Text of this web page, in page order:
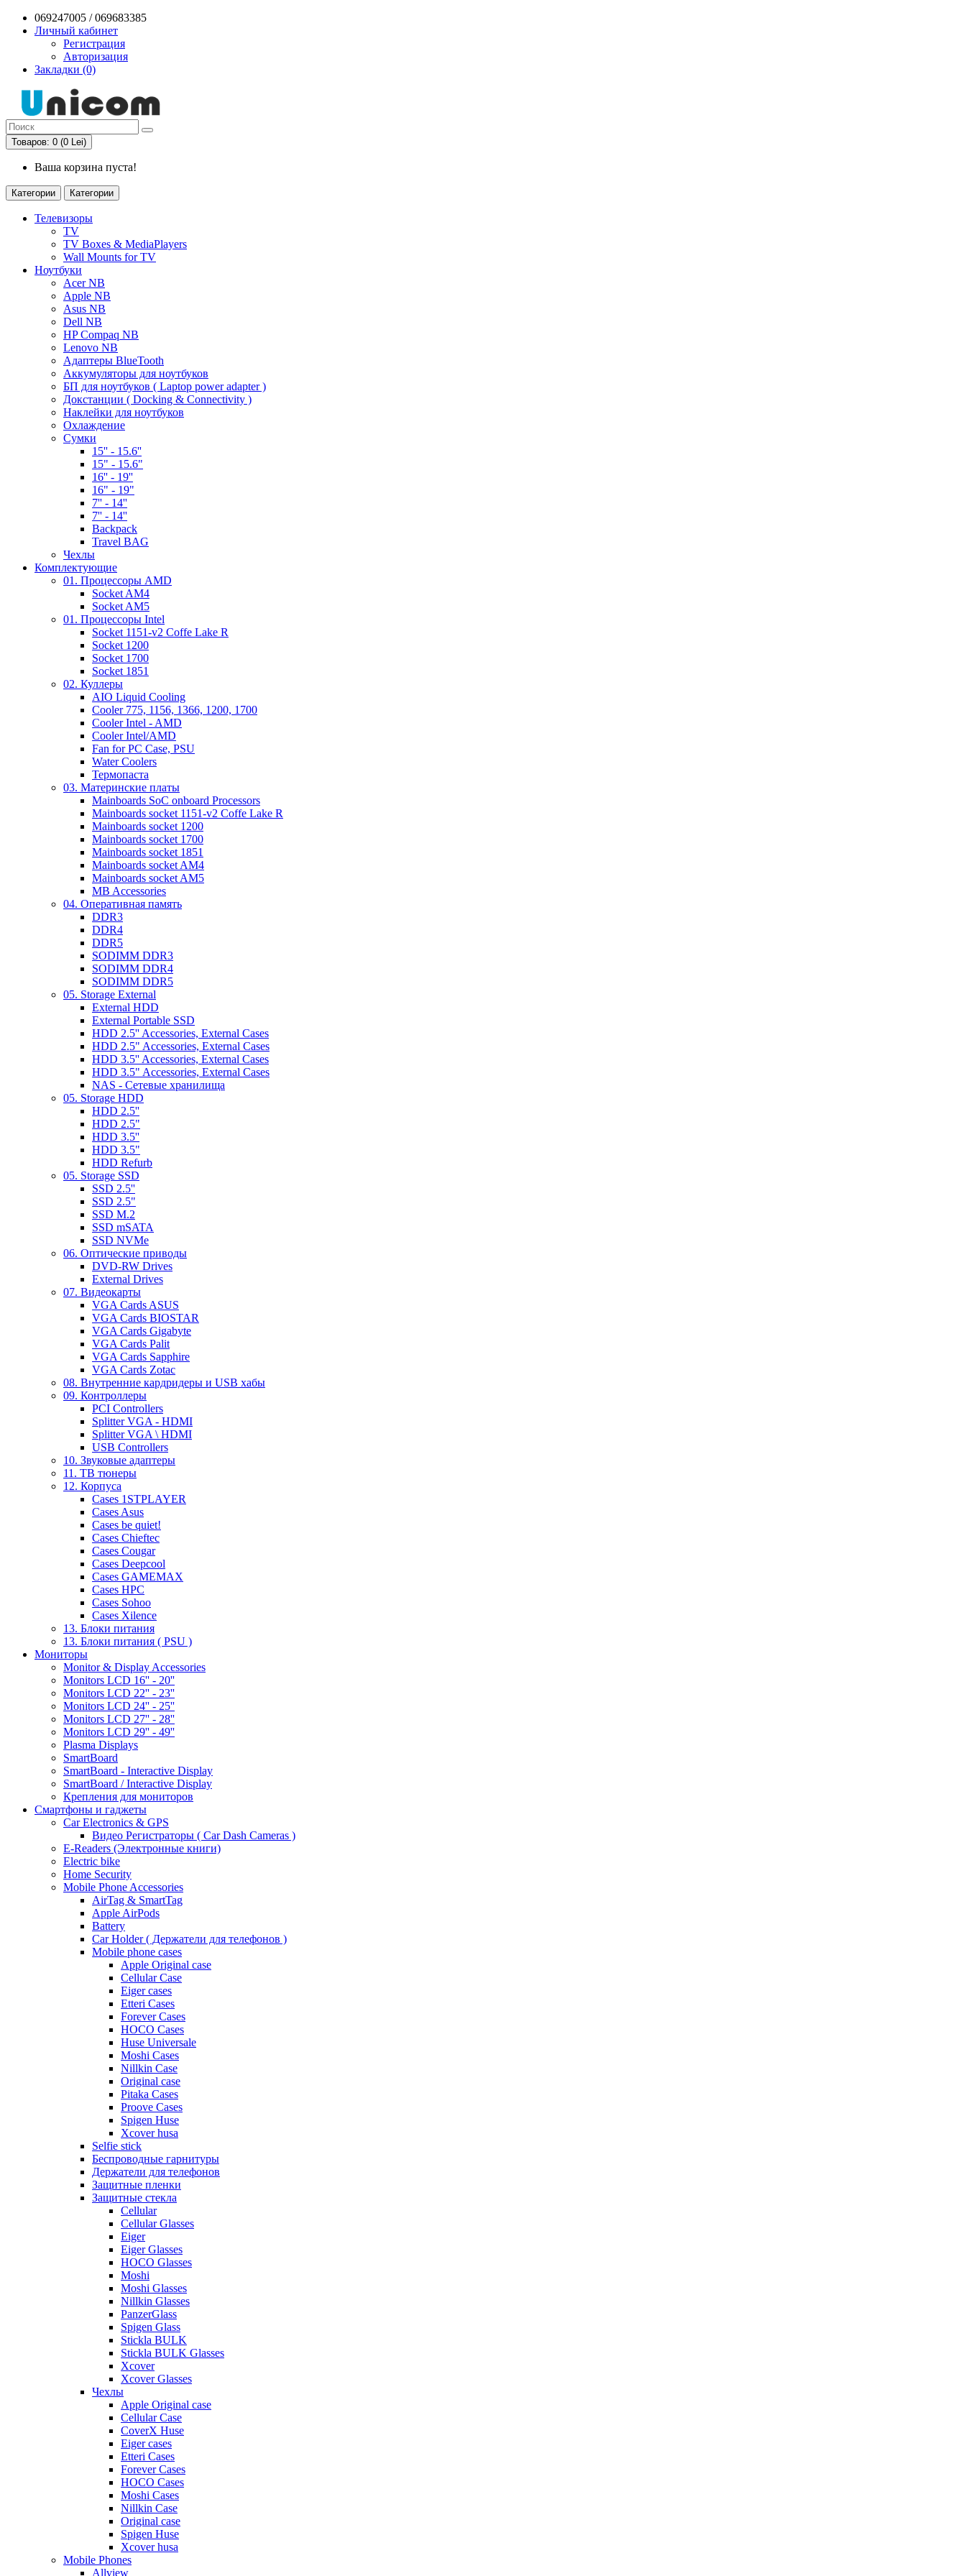
069247005 / 069683385
Личный кабинет
Регистрация
Авторизация
Закладки (0)
Товаров: 0 (0 Lei)
Ваша корзина пуста!
Категории Категории
Телевизоры
TV
TV Boxes & MediaPlayers
Wall Mounts for TV
Ноутбуки
Acer NB
Apple NB
Asus NB
Dell NB
HP Compaq NB
Lenovo NB
Адаптеры BlueTooth
Аккумуляторы для ноутбуков
БП для ноутбуков ( Laptop power adapter )
Докстанции ( Docking & Connectivity )
Наклейки для ноутбуков
Охлаждение
Сумки
15'' - 15.6''
15" - 15.6"
16'' - 19''
16" - 19"
7'' - 14''
7'' - 14''
Backpack
Travel BAG
Чехлы
Комплектующие
01. Процессоры AMD
Socket AM4
Socket AM5
01. Процессоры Intel
Socket 1151-v2 Coffe Lake R
Socket 1200
Socket 1700
Socket 1851
02. Куллеры
AIO Liquid Cooling
Cooler 775, 1156, 1366, 1200, 1700
Cooler Intel - AMD
Cooler Intel/AMD
Fan for PC Case, PSU
Water Coolers
Термопаста
03. Материнские платы
Mainboards SoC onboard Processors
Mainboards socket 1151-v2 Coffe Lake R
Mainboards socket 1200
Mainboards socket 1700
Mainboards socket 1851
Mainboards socket AM4
Mainboards socket AM5
MB Accessories
04. Оперативная память
DDR3
DDR4
DDR5
SODIMM DDR3
SODIMM DDR4
SODIMM DDR5
05. Storage External
External HDD
External Portable SSD
HDD 2.5'' Accessories, External Cases
HDD 2.5" Accessories, External Cases
HDD 3.5'' Accessories, External Cases
HDD 3.5" Accessories, External Cases
NAS - Сетевые хранилища
05. Storage HDD
HDD 2.5''
HDD 2.5"
HDD 3.5''
HDD 3.5"
HDD Refurb
05. Storage SSD
SSD 2.5''
SSD 2.5"
SSD M.2
SSD mSATA
SSD NVMe
06. Оптические приводы
DVD-RW Drives
External Drives
07. Видеокарты
VGA Cards ASUS
VGA Cards BIOSTAR
VGA Cards Gigabyte
VGA Cards Palit
VGA Cards Sapphire
VGA Cards Zotac
08. Внутренние кардридеры и USB хабы
09. Контроллеры
PCI Controllers
Splitter VGA - HDMI
Splitter VGA \ HDMI
USB Controllers
10. Звуковые адаптеры
11. ТВ тюнеры
12. Корпуса
Cases 1STPLAYER
Cases Asus
Cases be quiet!
Cases Chieftec
Cases Cougar
Cases Deepcool
Cases GAMEMAX
Cases HPC
Cases Sohoo
Cases Xilence
13. Блоки питания
13. Блоки питания ( PSU )
Мониторы
Monitor & Display Accessories
Monitors LCD 16'' - 20''
Monitors LCD 22'' - 23''
Monitors LCD 24'' - 25''
Monitors LCD 27'' - 28''
Monitors LCD 29'' - 49''
Plasma Displays
SmartBoard
SmartBoard - Interactive Display
SmartBoard / Interactive Display
Крепления для мониторов
Смартфоны и гаджеты
Car Electronics & GPS
Видео Регистраторы ( Car Dash Cameras )
E-Readers (Электронные книги)
Electric bike
Home Security
Mobile Phone Accessories
AirTag & SmartTag
Apple AirPods
Battery
Car Holder ( Держатели для телефонов )
Mobile phone cases
Apple Original case
Cellular Case
Eiger cases
Etteri Cases
Forever Cases
HOCO Cases
Huse Universale
Moshi Cases
Nillkin Case
Original case
Pitaka Cases
Proove Cases
Spigen Huse
Xcover husa
Selfie stick
Беспроводные гарнитуры
Держатели для телефонов
Защитные пленки
Защитные стекла
Cellular
Cellular Glasses
Eiger
Eiger Glasses
HOCO Glasses
Moshi
Moshi Glasses
Nillkin Glasses
PanzerGlass
Spigen Glass
Stickla BULK
Stickla BULK Glasses
Xcover
Xcover Glasses
Чехлы
Apple Original case
Cellular Case
CoverX Huse
Eiger cases
Etteri Cases
Forever Cases
HOCO Cases
Moshi Cases
Nillkin Case
Original case
Spigen Huse
Xcover husa
Mobile Phones
Allview